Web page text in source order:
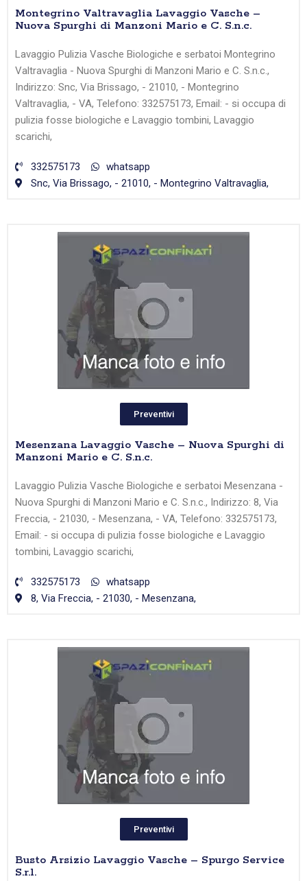
Montegrino Valtravaglia Lavaggio Vasche –
Nuova Spurghi di Manzoni Mario e C. S.n.c.
Lavaggio Pulizia Vasche Biologiche e serbatoi Montegrino
Valtravaglia - Nuova Spurghi di Manzoni Mario e C. S.n.c.,
Indirizzo: Snc, Via Brissago, - 21010, - Montegrino
Valtravaglia, - VA, Telefono: 332575173, Email: - si occupa di
pulizia fosse biologiche e Lavaggio tombini, Lavaggio
scarichi,
332575173
whatsapp
Snc, Via Brissago, - 21010, - Montegrino Valtravaglia,
Preventivi
Mesenzana Lavaggio Vasche – Nuova Spurghi di
Manzoni Mario e C. S.n.c.
Lavaggio Pulizia Vasche Biologiche e serbatoi Mesenzana -
Nuova Spurghi di Manzoni Mario e C. S.n.c., Indirizzo: 8, Via
Freccia, - 21030, - Mesenzana, - VA, Telefono: 332575173,
Email: - si occupa di pulizia fosse biologiche e Lavaggio
tombini, Lavaggio scarichi,
332575173
whatsapp
8, Via Freccia, - 21030, - Mesenzana,
Preventivi
Busto Arsizio Lavaggio Vasche – Spurgo Service
S.r.l.